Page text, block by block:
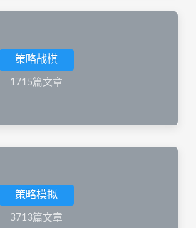
策略战棋
1715篇文章
策略模拟
3713篇文章